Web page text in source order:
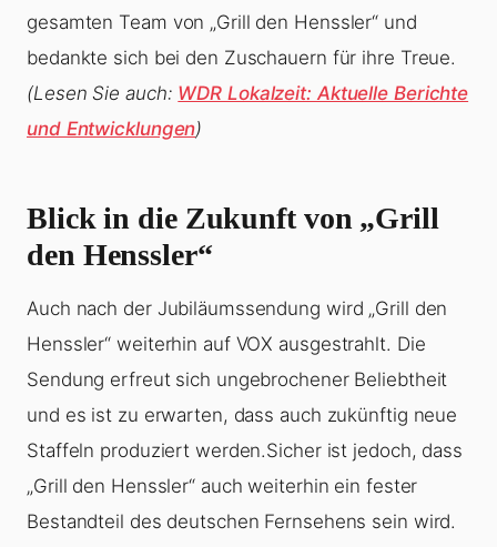
gesamten Team von „Grill den Henssler“ und
bedankte sich bei den Zuschauern für ihre Treue.
(Lesen Sie auch: WDR Lokalzeit: Aktuelle Berichte
und Entwicklungen)
Blick in die Zukunft von „Grill
den Henssler“
Auch nach der Jubiläumssendung wird „Grill den
Henssler“ weiterhin auf VOX ausgestrahlt. Die
Sendung erfreut sich ungebrochener Beliebtheit
und es ist zu erwarten, dass auch zukünftig neue
Staffeln produziert werden.Sicher ist jedoch, dass
„Grill den Henssler“ auch weiterhin ein fester
Bestandteil des deutschen Fernsehens sein wird.